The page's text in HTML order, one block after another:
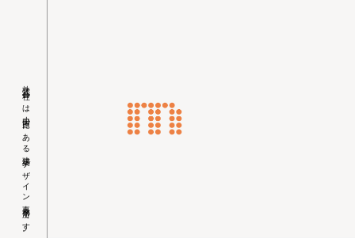
株式会社ｍは小田原にある建築デザイン事務所です。